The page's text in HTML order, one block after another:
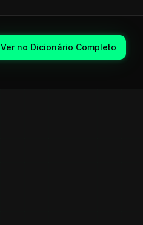
Ver no Dicionário Completo